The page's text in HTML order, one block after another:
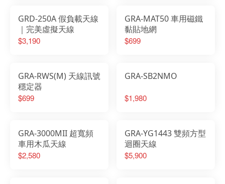
GRD-250A 假負載天線
｜完美虛擬天線
$3,190
GRA-MAT50 車用磁鐵
黏貼地網
$699
GRA-RWS(M) 天線訊號
穩定器
$699
GRA-SB2NMO
$1,980
GRA-3000MII 超寬頻
車用木瓜天線
$2,580
GRA-YG1443 雙頻方型
迴圈天線
$5,900